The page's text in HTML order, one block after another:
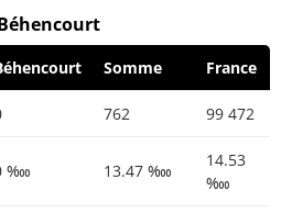
Somme France
762 99 472
‱ 13.47 ‱
14.53
‱